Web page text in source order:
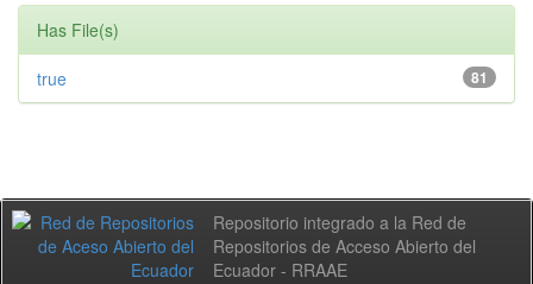
Has File(s)
81
true
Repositorio integrado a la Red de
Repositorios de Acceso Abierto del
Ecuador - RRAAE